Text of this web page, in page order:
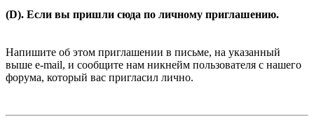
(D). Если вы пришли сюда по личному приглашению.
Напишите об этом приглашении в письме, на указанный
выше e-mail, и сообщите нам никнейм пользователя с нашего
форума, который вас пригласил лично.